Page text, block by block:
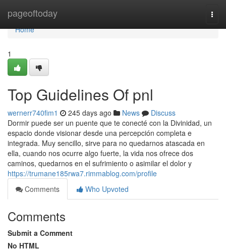
pageoftoday
Home
Home
1
Top Guidelines Of pnl
wernerr740fim1 245 days ago News
Discuss
Dormir puede ser un puente que te conecté con la Divinidad, un
espacio donde visionar desde una percepción completa e
integrada. Muy sencillo, sirve para no quedarnos atascada en
ella, cuando nos ocurre algo fuerte, la vida nos ofrece dos
caminos, quedarnos en el sufrimiento o asimilar el dolor y
https://trumane185rwa7.rimmablog.com/profile
Comments
Who Upvoted
Comments
Submit a Comment
No HTML